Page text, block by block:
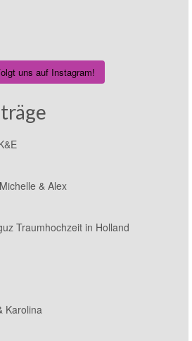
uns auf Instagram!
& Alex
Traumhochzeit in Holland
Karolina